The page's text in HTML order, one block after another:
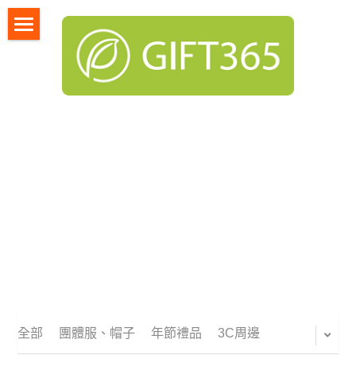
服務項目
搜索
全部 團體服、帽子 年節禮品 3C周邊